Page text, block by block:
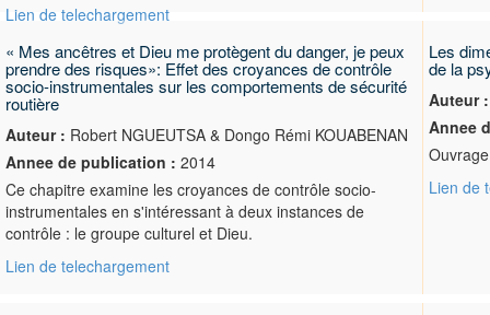
Lien de telechargement
« Mes ancêtres et Dieu me protègent du danger, je peux
prendre des risques»: Effet des croyances de contrôle
socio-instrumentales sur les comportements de sécurité
routière
Auteur : Robert NGUEUTSA & Dongo Rémi KOUABENAN
Annee de publication : 2014
Ce chapitre examine les croyances de contrôle socio-
instrumentales en s'intéressant à deux instances de
contrôle : le groupe culturel et Dieu.
Lien de telechargement
Les
de la
Auteur :
Annee
Lien de